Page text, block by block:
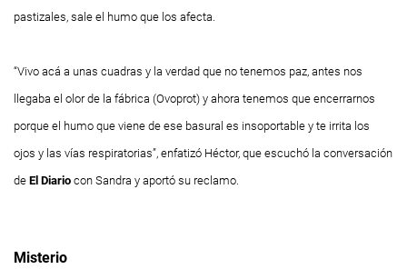
pastizales, sale el humo que los afecta.
“Vivo acá a unas cuadras y la verdad que no tenemos paz, antes nos
llegaba el olor de la fábrica (Ovoprot) y ahora tenemos que encerrarnos
porque el humo que viene de ese basural es insoportable y te irrita los
ojos y las vías respiratorias”, enfatizó Héctor, que escuchó la conversación
de El Diario con Sandra y aportó su reclamo.
Misterio